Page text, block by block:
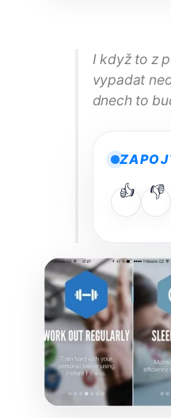
I když to z
vypadat
dnech to
👍 👎